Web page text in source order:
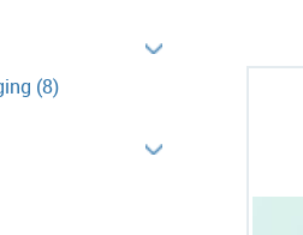
8producten